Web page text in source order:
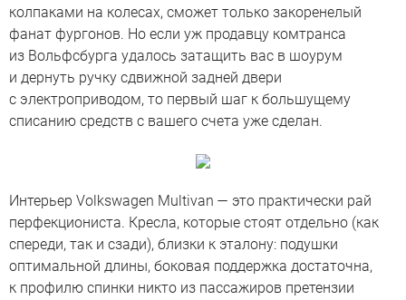
колпаками на колесах, сможет только закоренелый
фанат фургонов. Но если уж продавцу комтранса
из Вольфсбурга удалось затащить вас в шоурум
и дернуть ручку сдвижной задней двери
с электроприводом, то первый шаг к большущему
списанию средств с вашего счета уже сделан.
Интерьер Volkswagen Multivan — это практически рай
перфекциониста. Кресла, которые стоят отдельно (как
спереди, так и сзади), близки к эталону: подушки
оптимальной длины, боковая поддержка достаточна,
к профилю спинки никто из пассажиров претензии